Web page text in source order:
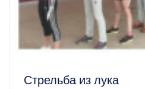
Стрельба из лука